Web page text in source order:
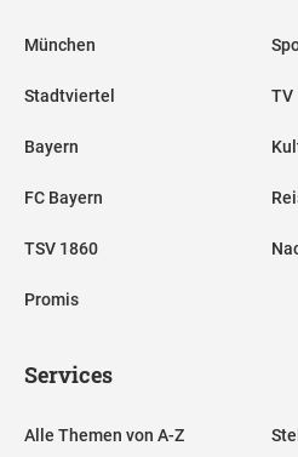
München
Stadtviertel
Bayern
FC Bayern
TSV 1860
Promis
TV
Services
Alle Themen von A-Z